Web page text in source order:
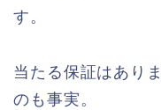
す。
当たる保証はあり
のも事実。